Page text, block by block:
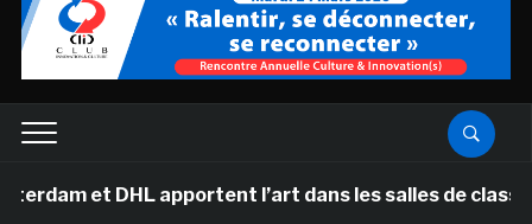
et DHL apportent l’art dans les salles de classe des